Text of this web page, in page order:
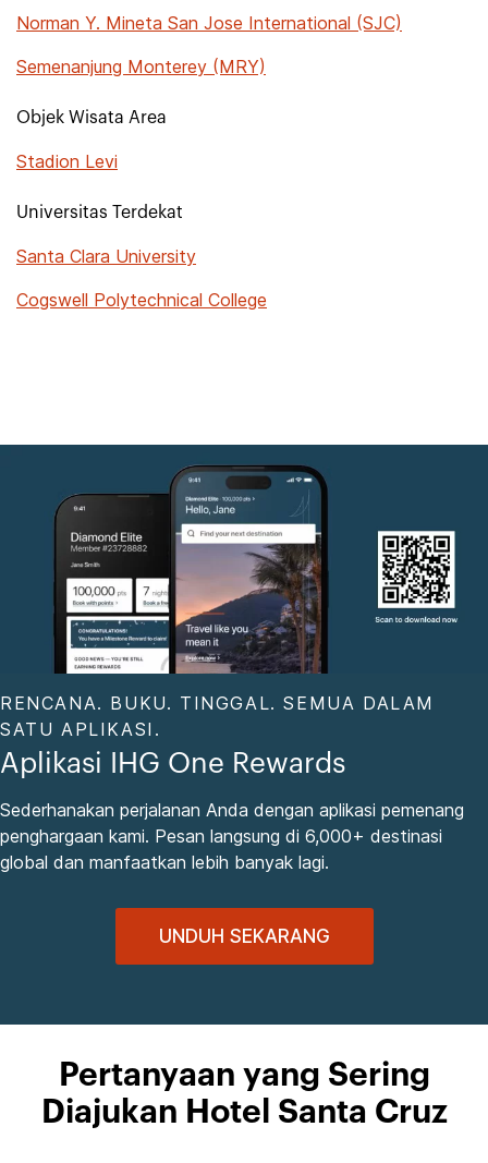
Norman Y. Mineta San Jose International (SJC)
Semenanjung Monterey (MRY)
Objek Wisata Area
Stadion Levi
Universitas Terdekat
Santa Clara University
Cogswell Polytechnical College
RENCANA. BUKU. TINGGAL. SEMUA DALAM
SATU APLIKASI.
Aplikasi IHG One Rewards
Sederhanakan perjalanan Anda dengan aplikasi pemenang
penghargaan kami. Pesan langsung di 6,000+ destinasi
global dan manfaatkan lebih banyak lagi.
UNDUH SEKARANG
Pertanyaan yang Sering
Diajukan Hotel Santa Cruz